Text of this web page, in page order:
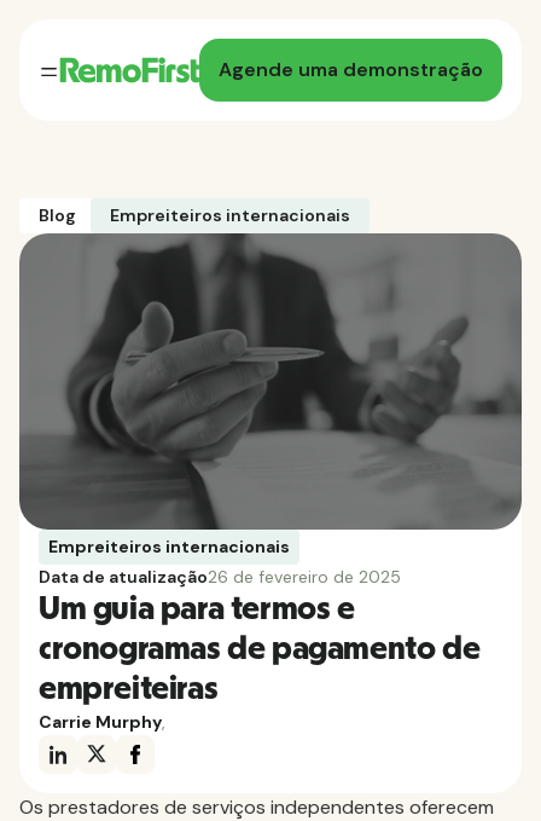
Agende uma demonstração
Blog Empreiteiros internacionais
Empreiteiros internacionais
Data de atualização26 de fevereiro de 2025
Um guia para termos e
cronogramas de pagamento de
empreiteiras
Carrie Murphy
Os prestadores de serviços independentes oferecem